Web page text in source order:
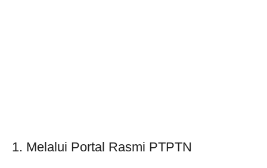
1. Melalui Portal Rasmi PTPTN